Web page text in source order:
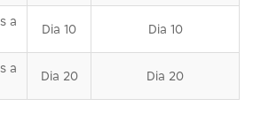
a
Dia 10 Dia 10
a
Dia 20 Dia 20